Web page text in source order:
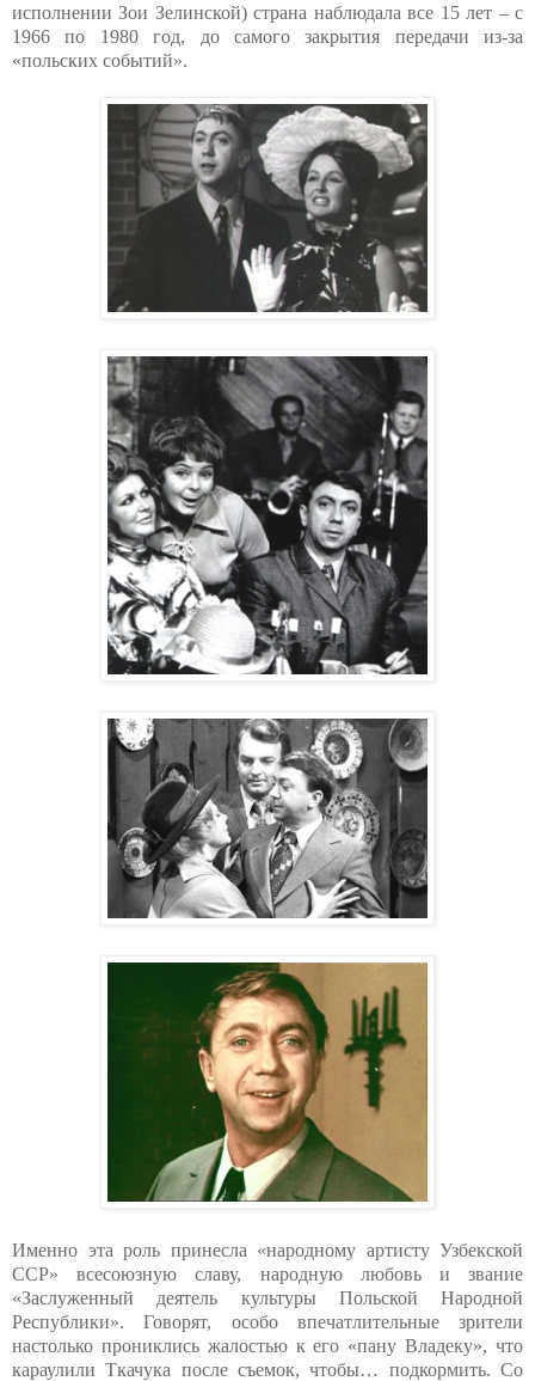
исполнении Зои Зелинской) страна наблюдала все 15 лет – с
1966 по 1980 год, до самого закрытия передачи из-за
«польских событий».
Именно эта роль принесла «народному артисту Узбекской
ССР» всесоюзную славу, народную любовь и звание
«Заслуженный деятель культуры Польской Народной
Республики». Говорят, особо впечатлительные зрители
настолько прониклись жалостью к его «пану Владеку», что
караулили Ткачука после съемок, чтобы… подкормить. Со